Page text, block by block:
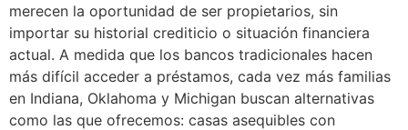
merecen la oportunidad de ser propietarios, sin
importar su historial crediticio o situación financiera
actual. A medida que los bancos tradicionales hacen
más difícil acceder a préstamos, cada vez más familias
en Indiana, Oklahoma y Michigan buscan alternativas
como las que ofrecemos: casas asequibles con